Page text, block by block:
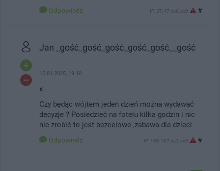
Odpowiedz IP: 37.47.xx9.xx0 #
Jan _gość_gość_gość_gość_gość__gość
15.01.2025, 19:10
x
Czy będąc wójtem jeden dzień można wydawać
decyzje ? Posiedzieć na fotelu kilka godzin i nic
nie zrobić to jest bezcelowe ,zabawa dla dzieci
Odpowiedz IP: 109.197.xx3.xx3 #